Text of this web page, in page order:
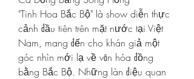
"Tinh Hoa Bắc Bộ" là show diễn thực
cảnh đầu tiên trên mặt nước tại Việt
Nam, mang đến cho khán giả một
góc nhìn mới lạ về văn hóa đồng
bằng Bắc Bộ. Những làn điệu quan